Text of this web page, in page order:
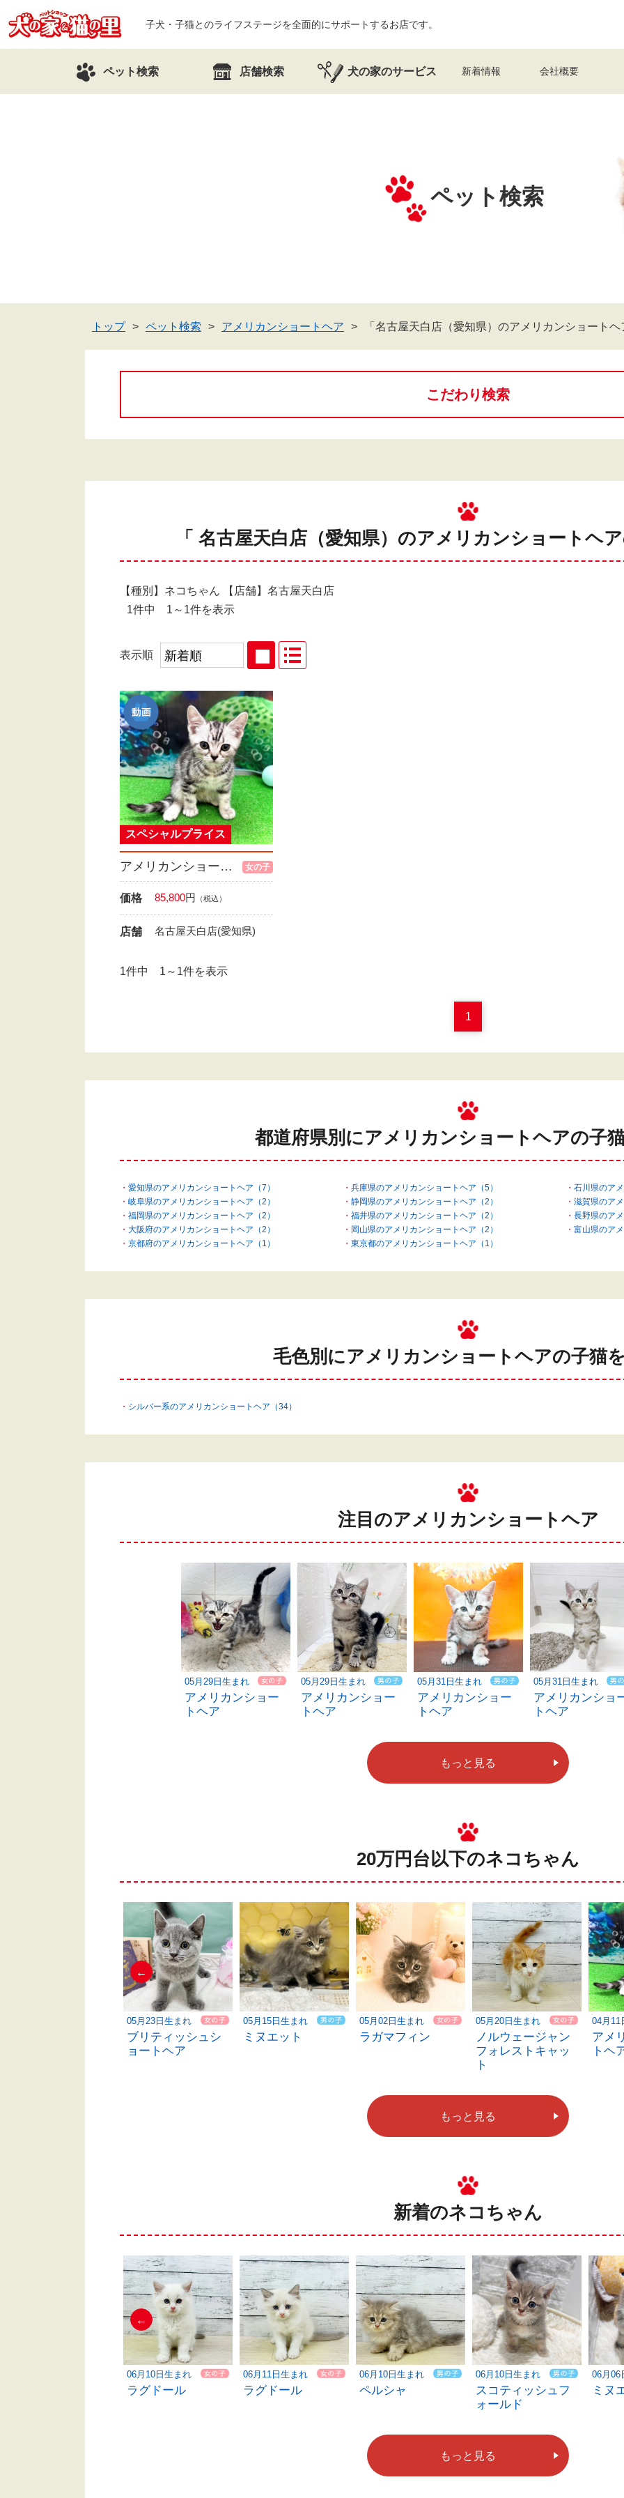
子犬・子猫とのライフステージを全面的にサポートするお店です。
ペット検索 店舗検索 犬の家のサービス 新着情報 会社概要
ペット検索
トップ ペット検索 アメリカンショートヘア 「名古屋天白店（愛知県）のアメリカンショート
こだわり検索
「 名古屋天白店（愛知県）のアメリカンショートヘ
【種別】ネコちゃん 【店舗】名古屋天白店
1件中 1～1件を表示
表示順
アメリカンショートヘア 女の子
スペシャルプライス
価格 85,800円 （税込）
店舗 名古屋天白店(愛知県)
1件中 1～1件を表示
1
都道府県別にアメリカンショートヘアの子
愛知県のアメリカンショートヘア（7） 兵庫県のアメリカンショートヘア（5）
石川県のア
岐阜県のアメリカンショートヘア（2）
静岡県のアメリカンショートヘア（2）
滋賀県のア
福岡県のアメリカンショートヘア（2）
福井県のアメリカンショートヘア（2）
長野県のア
大阪府のアメリカンショートヘア（2）
岡山県のアメリカンショートヘア（2）
富山県のア
京都府のアメリカンショートヘア（1）
東京都のアメリカンショートヘア（1）
毛色別にアメリカンショートヘアの子猫
シルバー系のアメリカンショートヘア（34）
注目のアメリカンショートヘア
05月29日生まれ
アメリカンショー
トヘア
05月29日生まれ
アメリカンショー
トヘア
05月31日生まれ
アメリカンショー
トヘア
05月31日生まれ
アメリカンショ
トヘア
もっと見る
20万円台以下のネコちゃん
←
05月23日生まれ
ブリティッシュシ
ョートヘア
05月15日生まれ
ミヌエット
05月02日生まれ
ラガマフィン
05月20日生まれ
ノルウェージャン
フォレストキャッ
ト
04月11
アメ
トヘ
もっと見る
新着のネコちゃん
←
06月10日生まれ
ラグドール
06月11日生まれ
ラグドール
06月10日生まれ
ペルシャ
06月10日生まれ
スコティッシュフ
ォールド
06月06
ミヌ
もっと見る